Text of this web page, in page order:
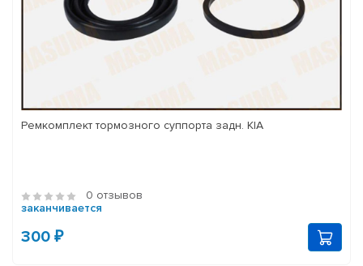
Ремкомплект тормозного суппорта задн. KIA
0 отзывов
заканчивается
300 ₽